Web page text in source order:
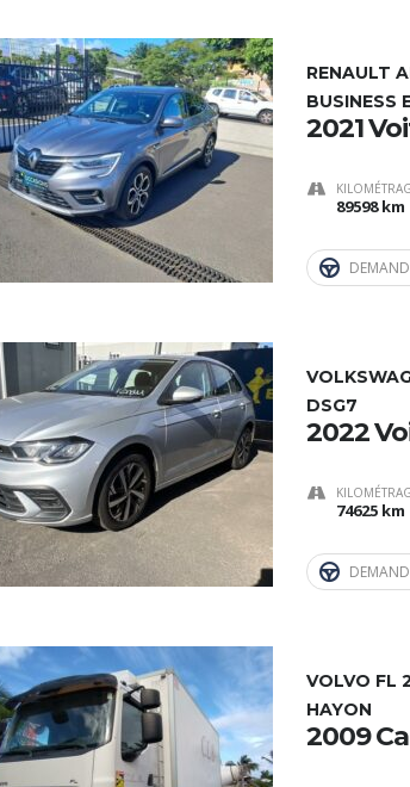
RENAULT
BUSINESS
2021
89598 km
DSG7
2022
74625 km
VOLVO FL
HAYON
2009